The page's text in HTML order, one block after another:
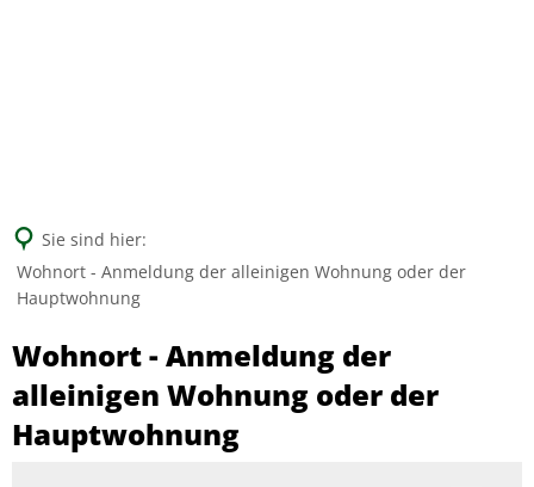
Sie sind hier:
Wohnort - Anmeldung der alleinigen Wohnung oder der
Hauptwohnung
Wohnort - Anmeldung der
alleinigen Wohnung oder der
Hauptwohnung